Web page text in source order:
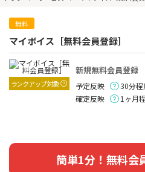
無料
マイボイス［無料会員登録］
ランクアップ対象
新規無料会員登録
予定反映
30分程
確定反映
1ヶ月
簡単1分！無料会